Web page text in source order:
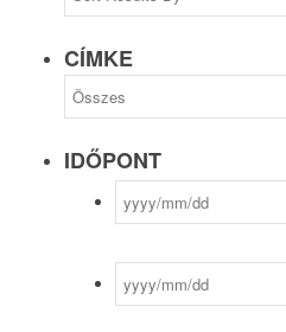
CÍMKE
IDŐPONT